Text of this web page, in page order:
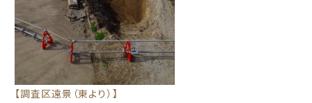
【調査区遠景（東より）】